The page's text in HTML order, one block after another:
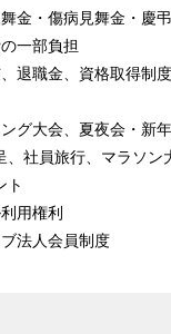
金・傷病見舞金・慶
一部負担
退職金、資格取得制
グ大会、夏夜会・新
、社員旅行、マラソン
ト
用権利
法人会員制度